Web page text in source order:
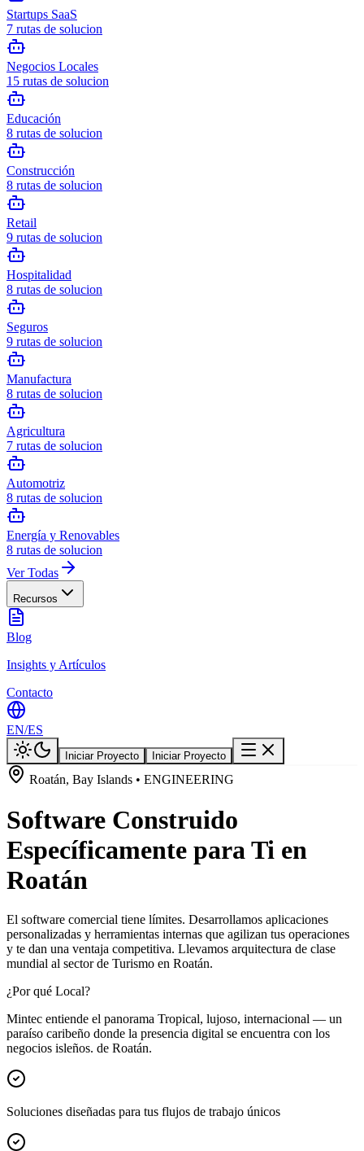
Startups SaaS
7 rutas de solucion
Negocios Locales
15 rutas de solucion
Educación
8 rutas de solucion
Construcción
8 rutas de solucion
Retail
9 rutas de solucion
Hospitalidad
8 rutas de solucion
Seguros
9 rutas de solucion
Manufactura
8 rutas de solucion
Agricultura
7 rutas de solucion
Automotriz
8 rutas de solucion
Energía y Renovables
8 rutas de solucion
Ver Todas
Recursos
Blog
Insights y Artículos
Contacto
EN/ES
Iniciar Proyecto Iniciar Proyecto
Roatán, Bay Islands • ENGINEERING
Software Construido
Específicamente para Ti en
Roatán
El software comercial tiene límites. Desarrollamos aplicaciones
personalizadas y herramientas internas que agilizan tus operaciones
y te dan una ventaja competitiva. Llevamos arquitectura de clase
mundial al sector de Turismo en Roatán.
¿Por qué Local?
Mintec entiende el panorama Tropical, lujoso, internacional — un
paraíso caribeño donde la presencia digital se encuentra con los
negocios isleños. de Roatán.
Soluciones diseñadas para tus flujos de trabajo únicos